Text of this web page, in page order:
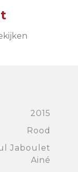
2015
Rood
Jaboulet
Ainé